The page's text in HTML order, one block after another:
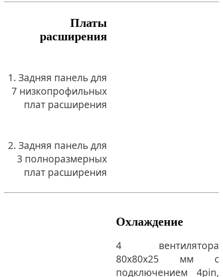
Платы
расширения
1. Задняя панель для
7 низкопрофильных
плат расширения
2. Задняя панель для
3 полноразмерных
плат расширения
Охлаждение
4 вентилятора
80x80x25 мм с
подключением 4pin,